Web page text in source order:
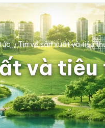
và tiêu
/Tin về sản xuất và tiêu